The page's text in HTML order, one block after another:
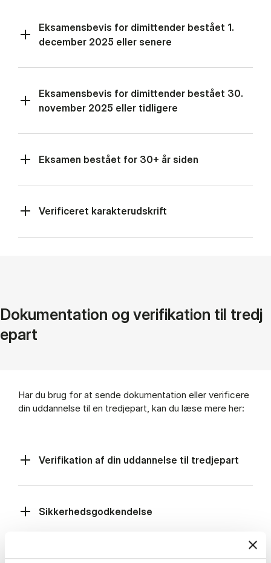
Ek­sa­mens­be­vis for di­mit­ten­der be­stå­et 1.
december 2025 el­ler se­ne­re
Ek­sa­mens­be­vis for di­mit­ten­der be­stå­et 30.
november 2025 el­ler tid­li­ge­re
Ek­sa­men be­stå­et for 30+ år si­den
Ve­ri­fi­ce­ret ka­rak­ter­ud­skrift
Do­ku­men­ta­tion og ve­ri­fi­ka­tion til tred­j
e­part
Har du brug for at sen­de do­ku­men­ta­tion el­ler ve­ri­fi­ce­re
din ud­dan­nel­se til en tred­je­part, kan du læse mere her:
Ve­ri­fi­ka­tion af din ud­dan­nel­se til tred­je­part
Sik­ker­heds­god­ken­del­se